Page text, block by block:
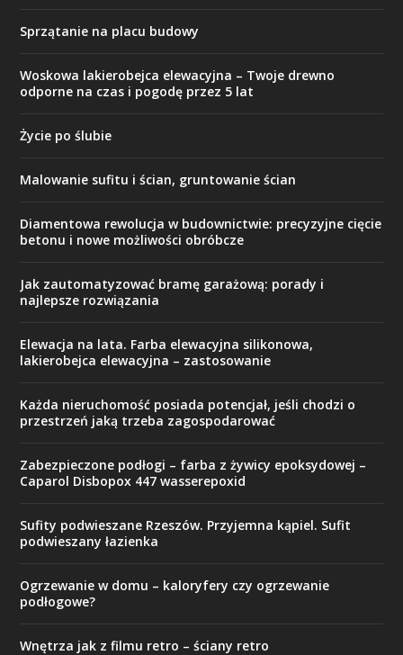
Sprzątanie na placu budowy
Woskowa lakierobejca elewacyjna – Twoje drewno
odporne na czas i pogodę przez 5 lat
Życie po ślubie
Malowanie sufitu i ścian, gruntowanie ścian
Diamentowa rewolucja w budownictwie: precyzyjne cięcie
betonu i nowe możliwości obróbcze
Jak zautomatyzować bramę garażową: porady i
najlepsze rozwiązania
Elewacja na lata. Farba elewacyjna silikonowa,
lakierobejca elewacyjna – zastosowanie
Każda nieruchomość posiada potencjał, jeśli chodzi o
przestrzeń jaką trzeba zagospodarować
Zabezpieczone podłogi – farba z żywicy epoksydowej –
Caparol Disbopox 447 wasserepoxid
Sufity podwieszane Rzeszów. Przyjemna kąpiel. Sufit
podwieszany łazienka
Ogrzewanie w domu – kaloryfery czy ogrzewanie
podłogowe?
Wnętrza jak z filmu retro – ściany retro